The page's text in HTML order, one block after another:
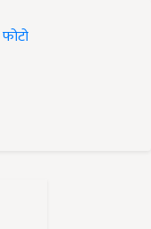
फोटो